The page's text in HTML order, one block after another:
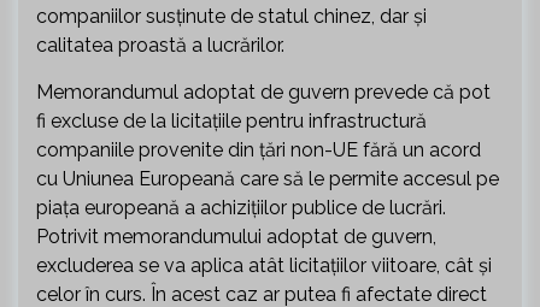
companiilor susținute de statul chinez, dar și
calitatea proastă a lucrărilor.
Memorandumul adoptat de guvern prevede că pot
fi excluse de la licitațiile pentru infrastructură
companiile provenite din țări non-UE fără un acord
cu Uniunea Europeană care să le permite accesul pe
piața europeană a achizițiilor publice de lucrări.
Potrivit memorandumului adoptat de guvern,
excluderea se va aplica atât licitațiilor viitoare, cât și
celor în curs. În acest caz ar putea fi afectate direct